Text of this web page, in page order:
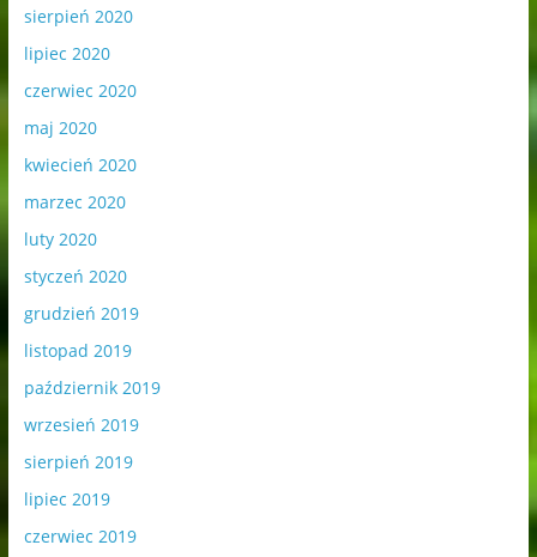
sierpień 2020
lipiec 2020
czerwiec 2020
maj 2020
kwiecień 2020
marzec 2020
luty 2020
styczeń 2020
grudzień 2019
listopad 2019
październik 2019
wrzesień 2019
sierpień 2019
lipiec 2019
czerwiec 2019